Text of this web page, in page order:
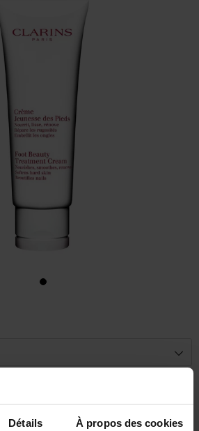
Détails À propos des cookies